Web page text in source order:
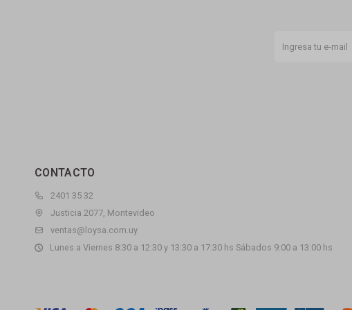
CONTACTO
2401 35 32
Justicia 2077, Montevideo
ventas@loysa.com.uy
Lunes a Viernes 8:30 a 12:30 y 13:30 a 17:30 hs Sábados 9:00 a 13:00 hs